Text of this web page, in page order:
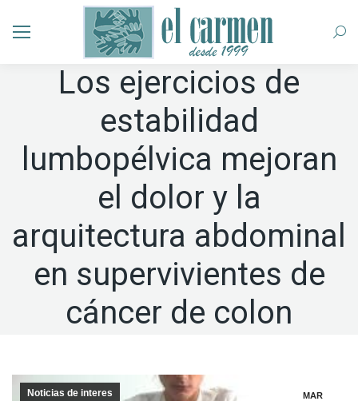
Los ejercicios de
estabilidad
lumbopélvica mejoran
el dolor y la
arquitectura abdominal
en supervivientes de
cáncer de colon
MAR
Noticias de interes